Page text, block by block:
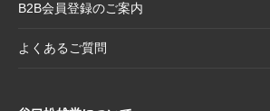
2025.8.19
【新商品案内】躍進を呼び
B2B会員登録のご案内
よくあるご質問